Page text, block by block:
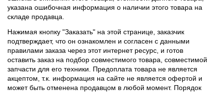
указана ошибочная информация о наличии этого товара на
складе продавца.
Нажимая кнопку "Заказать" на этой странице, заказчик
подтверждает, что он ознакомлен и согласен с данными
правилами заказа через этот интернет ресурс, и готов
оставить заказ на подбор совместимого товара, совместимой
запчасти для его техники. Предоплата товара не является
акцептом, т.к. информация на сайте не является офертой и
может быть отменена продавцом в любой момент. Порядок